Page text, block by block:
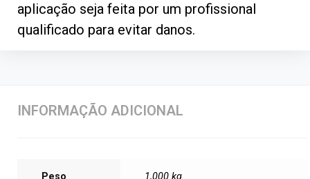
aplicação seja feita por um profissional
qualificado para evitar danos.
INFORMAÇÃO ADICIONAL